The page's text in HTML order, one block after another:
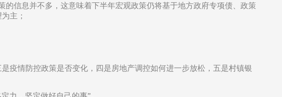
的信息并不多，这意味着下半年宏观政策仍将基于地方政府专项债、政策
主；
疫情防控政策是否变化，四是房地产调控如何进一步放松，五是村镇银